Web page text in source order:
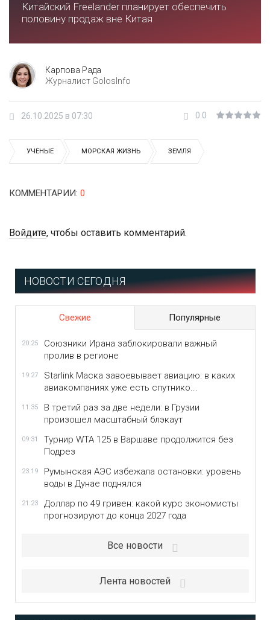
Китайский Freelander планирует обеспечить
половину продаж вне Китая
Карпова Рада
Журналист GolosInfo
26.10.2025 в 07:30 0.0
УЧЕНЫЕ МОРСКАЯ ЖИЗНЬ ЗЕМЛЯ
КОММЕНТАРИИ: 0
Войдите, чтобы оставить комментарий.
НОВОСТИ СЕГОДНЯ
Свежие Популярные
20:25
Союзники Ирана заблокировали важный
пролив в регионе
19:27
Starlink Маска завоевывает авиацию: в каких
авиакомпаниях уже есть спутнико...
11:35
В третий раз за две недели: в Грузии
произошел масштабный блэкаут
09:31
Турнир WTA 125 в Варшаве продолжится без
Подрез
23:19
Румынская АЭС избежала остановки: уровень
воды в Дунае поднялся
21:23
Доллар по 49 гривен: какой курс экономисты
прогнозируют до конца 2027 года
Все новости
Лента новостей